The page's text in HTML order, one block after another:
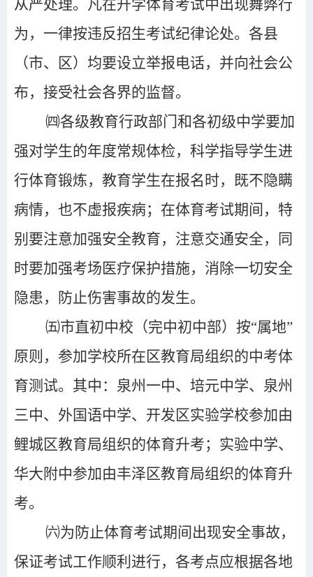
从严处理。凡在升学体育考试中出现舞弊行
为，一律按违反招生考试纪律论处。各县
（市、区）均要设立举报电话，并向社会公
布，接受社会各界的监督。
㈣各级教育行政部门和各初级中学要加
强对学生的年度常规体检，科学指导学生进
行体育锻炼，教育学生在报名时，既不隐瞒
病情，也不虚报疾病；在体育考试期间，特
别要注意加强安全教育，注意交通安全，同
时要加强考场医疗保护措施，消除一切安全
隐患，防止伤害事故的发生。
㈤市直初中校（完中初中部）按“属地”
原则，参加学校所在区教育局组织的中考体
育测试。其中：泉州一中、培元中学、泉州
三中、外国语中学、开发区实验学校参加由
鲤城区教育局组织的体育升考；实验中学、
华大附中参加由丰泽区教育局组织的体育升
考。
㈥为防止体育考试期间出现安全事故，
保证考试工作顺利进行，各考点应根据各地